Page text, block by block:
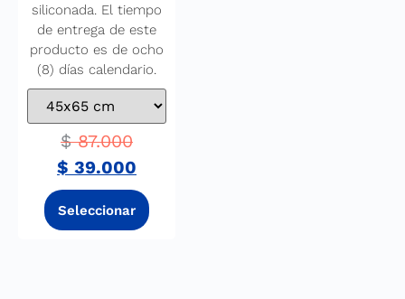
siliconada. El tiempo
de entrega de este
producto es de ocho
(8) días calendario.
$87.000
$ 39.000